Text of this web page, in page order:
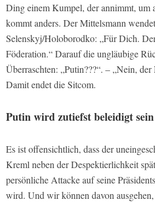
Ding einem Kumpel, der annimmt, um
kommt anders. Der Mittelsmann
Selenskyj/Holoborodko: „Für Dich.
Föderation.“ Darauf die ungläubige
Überraschten: „Putin???“. – „Nein, der
Damit endet die Sitcom.
Putin wird zutiefst beleidigt sein
Es ist offensichtlich, dass der
Kreml neben der Despektierlichkeit
persönliche Attacke auf seine
wird. Und wir können davon ausgehen,